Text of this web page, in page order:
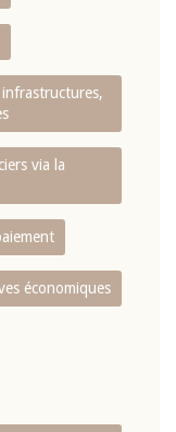
infrastructures,
via la
économiques